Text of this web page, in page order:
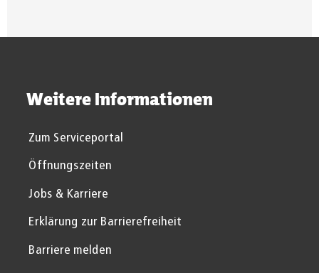
Weitere Informationen
Zum Serviceportal
Öffnungszeiten
Jobs & Karriere
Erklärung zur Barrierefreiheit
Barriere melden